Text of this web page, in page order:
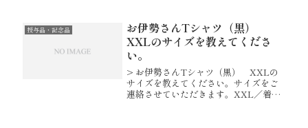
場所でしたら 注連縄も付けてい
た...
授与品・記念品
お伊勢さんTシャツ（黒）
XXLのサイズを教えてくださ
い。
> お伊勢さんTシャツ（黒） XXLの
サイズを教えてください。サイズをご
連絡させていただきます。XXL／着